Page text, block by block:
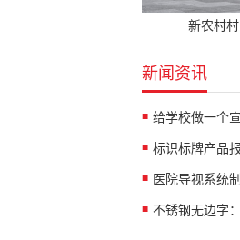
新农村
新闻资讯
给学校做一个
标识标牌产品